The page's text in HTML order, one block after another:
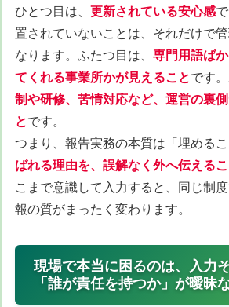
ひとつ目は、 更新されている安心感
置されていないことは、それだけで
なります。ふたつ目は、 専門用語ば
てくれる事業所かが見えることです。
制や研修、苦情対応など、運営の裏
とです。
つまり、報告実務の本質は「埋めるこ
ばれる理由を、誤解なく外へ伝える
こまで意識して入力すると、同じ制
報の質がまったく変わります。
現場で本当に困るのは、入力
「誰が責任を持つか」が曖昧